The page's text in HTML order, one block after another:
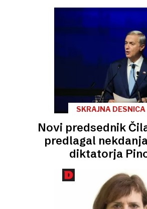
SKRAJNA DESNICA
Novi predsednik
predlagal
diktatorja